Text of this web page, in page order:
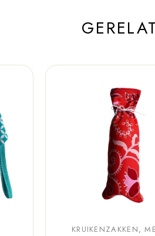
KRUIKENZAKKEN